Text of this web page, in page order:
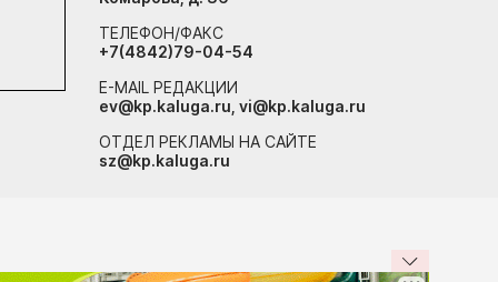
ТЕЛЕФОН/ФАКС
+7(4842)79-04-54
E-MAIL РЕДАКЦИИ
ev@kp.kaluga.ru, vi@kp.kaluga.ru
ОТДЕЛ РЕКЛАМЫ НА САЙТЕ
sz@kp.kaluga.ru